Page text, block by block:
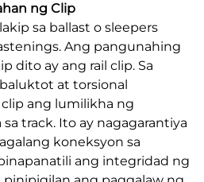
ng Clip
sa ballast o sleepers
Ang pangunahing
dito ay ang rail clip. Sa
at torsional
ang lumilikha ng
track. Ito ay nagagarantiya
koneksyon sa
ang integridad ng